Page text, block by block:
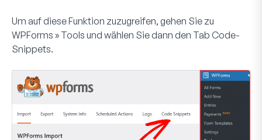
Um auf diese Funktion zuzugreifen, gehen Sie zu
WPForms » Tools und wählen Sie dann den Tab Code-
Snippets.